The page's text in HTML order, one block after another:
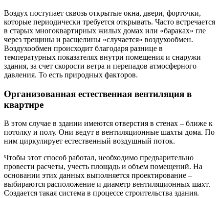
Воздух поступает сквозь открытые окна, двери, форточки,
которые периодически требуется открывать. Часто встречается
в старых многоквартирных жилых домах или «бараках» гле
через трещины и расщелины «случается» воздухообмен.
Воздухообмен происходит благодаря разнице в
температурных показателях внутри помещения и снаружи
здания, за счет скорости ветра и перепадов атмосферного
давления. То есть природных факторов.
Организованная естественная вентиляция в
квартире
В этом случае в здании имеются отверстия в стенах – ближе к
потолку и полу. Они ведут в вентиляционные шахты дома. По
ним циркулирует естественный воздушный поток.
Чтобы этот способ работал, необходимо предварительно
провести расчеты, учесть площадь и объем помещений. На
основании этих данных выполняется проектирование –
выбираются расположение и диаметр вентиляционных шахт.
Создается такая система в процессе строительства здания.